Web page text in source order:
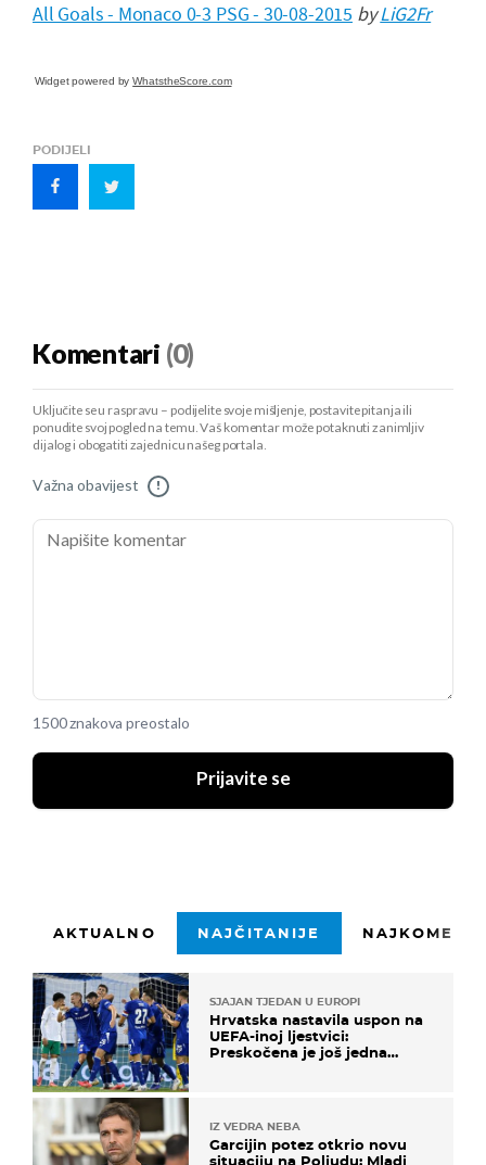
All Goals - Monaco 0-3 PSG - 30-08-2015 byLiG2Fr
Widget powered byWhatstheScore.com
PODIJELI
Komentari (0)
Uključite se u raspravu – podijelite svoje mišljenje, postavite pitanja ili
ponudite svoj pogled na temu. Vaš komentar može potaknuti zanimljiv
dijalog i obogatiti zajednicu našeg portala.
Važna obavijest !
1500 znakova preostalo
Prijavite se
AKTUALNO NAJČITANIJE
SJAJAN TJEDAN U EUROPI
Hrvatska nastavila uspon na
UEFA-inoj ljestvici:
Preskočena je još jedna
IZ VEDRA NEBA
Garcijin potez otkrio novu
situaciju na Poljudu: Mladi